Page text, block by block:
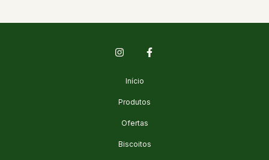
Início
Produtos
Ofertas
Biscoitos